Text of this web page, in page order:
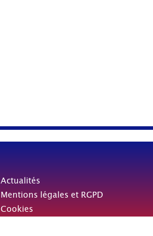
Actualités
Mentions légales et RGPD
Cookies